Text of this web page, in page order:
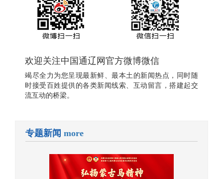
欢迎关注中国通辽网官方微博微信
竭尽全力为您呈现最新鲜、最本土的新闻热点，同时随
时接受百姓提供的各类新闻线索、互动留言，搭建起交
流互动的桥梁。
专题新闻 more